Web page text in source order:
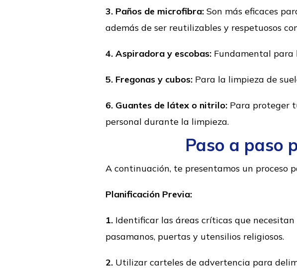
3. Paños de microfibra: Son más eficaces
además de ser reutilizables y respetuosos
4. Aspiradora y escobas: Fundamental para
5. Fregonas y cubos: Para la limpieza de
6. Guantes de látex o nitrilo: Para proteger
personal durante la limpieza.
Paso a paso
A continuación, te presentamos un proceso
Planificación Previa:
1. Identificar las áreas críticas que
pasamanos, puertas y utensilios religiosos.
2. Utilizar carteles de advertencia para